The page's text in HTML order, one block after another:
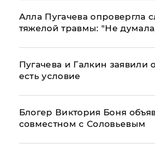
Алла Пугачева опровергла
тяжелой травмы: "Не
Пугачева и Галкин заявили
есть условие
Блогер Виктория Боня
совместном с Соловьевым